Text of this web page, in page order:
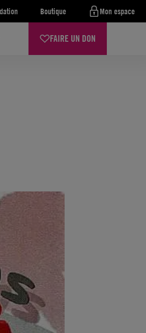
Boutique Mon espace
FAIRE UN DON